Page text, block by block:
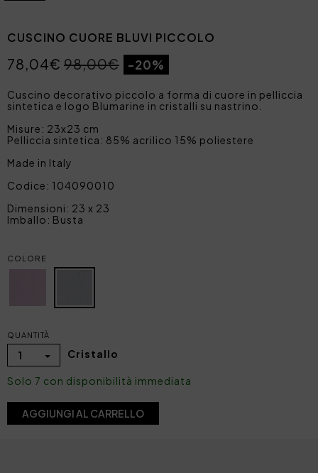
CUSCINO CUORE BLUVI PICCOLO
78,04€ 98,00€ -20%
Cuscino decorativo piccolo a forma di cuore in pelliccia
sintetica e logo Blumarine in cristalli su nastrino.
Misure: 23x23 cm
Pelliccia sintetica: 85% acrilico 15% poliestere
Made in Italy
Codice: 104090010
Dimensioni: 23 x 23
Imballo: Busta
COLORE
QUANTITÀ
1 Cristallo
Solo 7 con disponibilità immediata
AGGIUNGI AL CARRELLO